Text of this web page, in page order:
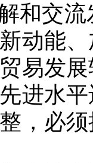
和交
动能
易发
进水
，必